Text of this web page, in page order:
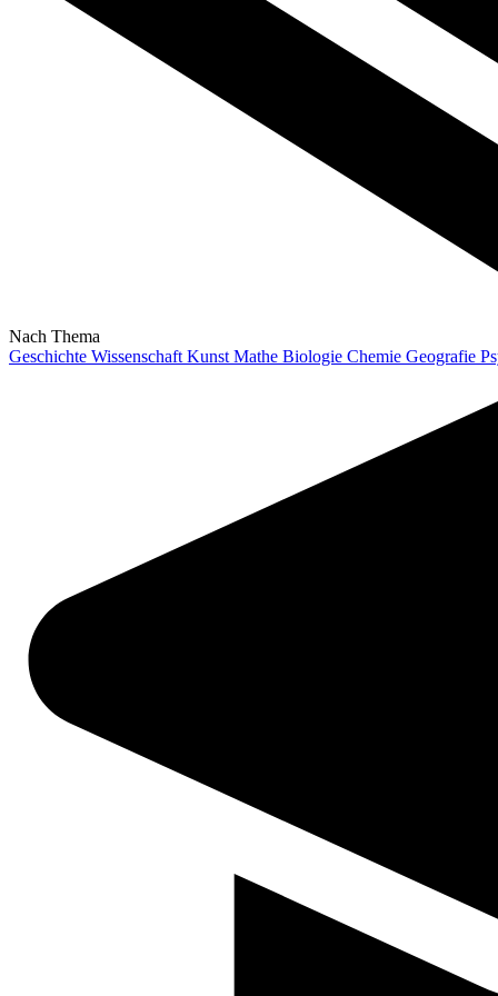
Nach Thema
Geschichte Wissenschaft Kunst Mathe Biologie Chemie Geografie